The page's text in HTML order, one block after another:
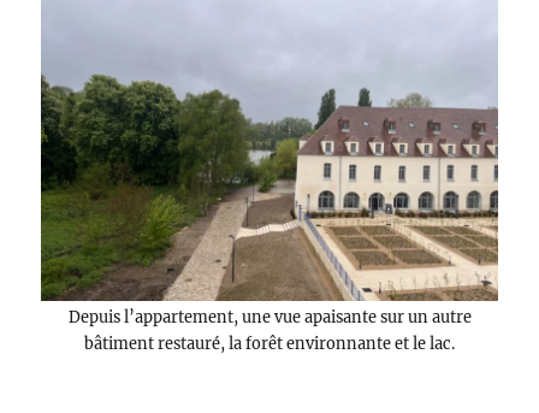
Depuis l’appartement, une vue apaisante sur un autre
bâtiment restauré, la forêt environnante et le lac.